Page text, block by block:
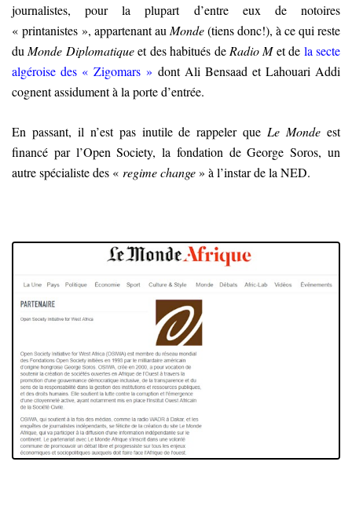
journalistes, pour la plupart d’entre eux de notoires
« printanistes », appartenant au Monde(tiens donc!), à ce qui reste
du Monde Diplomatiqueet des habitués de Radio Met de la secte
algéroise des « Zigomars » dont Ali Bensaad et Lahouari Addi
cognent assidument à la porte d’entrée.
En passant, il n’est pas inutile de rappeler que Le Monde est
financé par l’Open Society, la fondation de George Soros, un
autre spécialiste des « regime change» à l’instar de la NED.